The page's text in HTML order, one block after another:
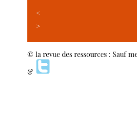
<
>
© la revue des ressources : Sauf
&